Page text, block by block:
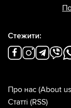
Стежити:
Про нас (About
Статті (RSS)